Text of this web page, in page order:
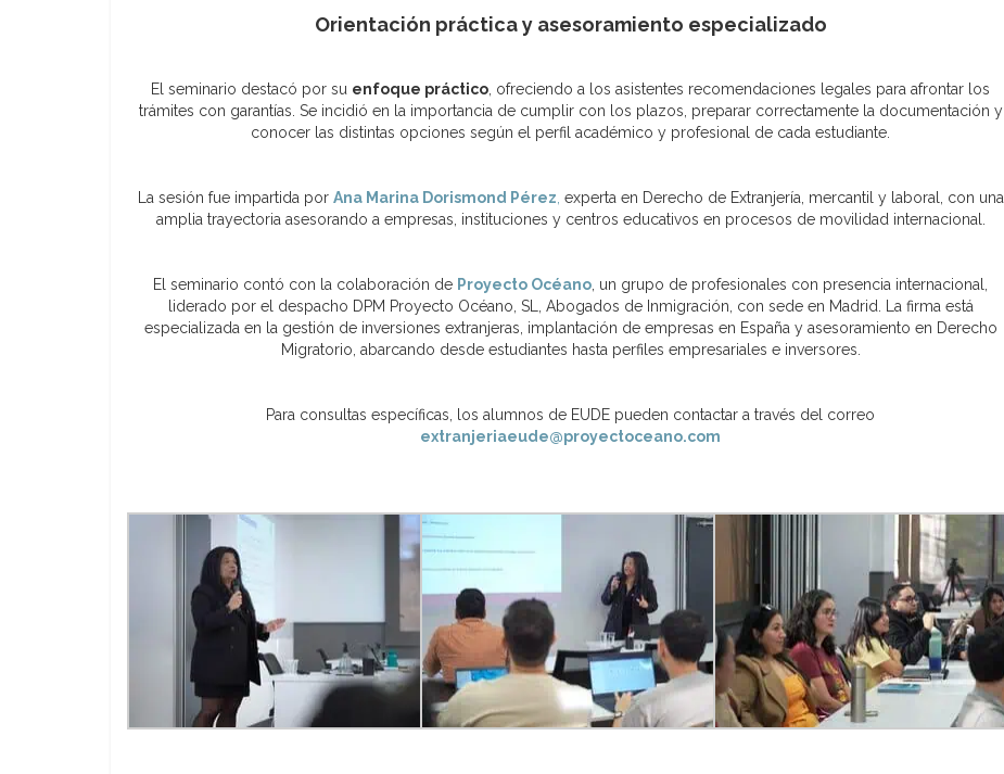
Orientación práctica y asesoramiento especializado
El seminario destacó por su enfoque práctico , ofreciendo a los asistentes recomendaciones legales para afrontar los
trámites con garantías. Se incidió en la importancia de cumplir con los plazos, preparar correctamente la documentación y
conocer las distintas opciones según el perfil académico y profesional de cada estudiante.
La sesión fue impartida por Ana Marina Dorismond Pérez experta en Derecho de Extranjería, mercantil y laboral, con una
amplia trayectoria asesorando a empresas, instituciones y centros educativos en procesos de movilidad internacional.
El seminario contó con la colaboración de Proyecto Océano , un grupo de profesionales con presencia internacional,
liderado por el despacho DPM Proyecto Océano, SL, Abogados de Inmigración, con sede en Madrid. La firma está
especializada en la gestión de inversiones extranjeras, implantación de empresas en España y asesoramiento en Derecho
Migratorio, abarcando desde estudiantes hasta perfiles empresariales e inversores.
Para consultas específicas, los alumnos de EUDE pueden contactar a través del correo
extranjeriaeude@proyectoceano.com